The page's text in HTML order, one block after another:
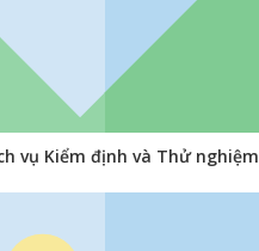
vụ Kiểm định và Thử